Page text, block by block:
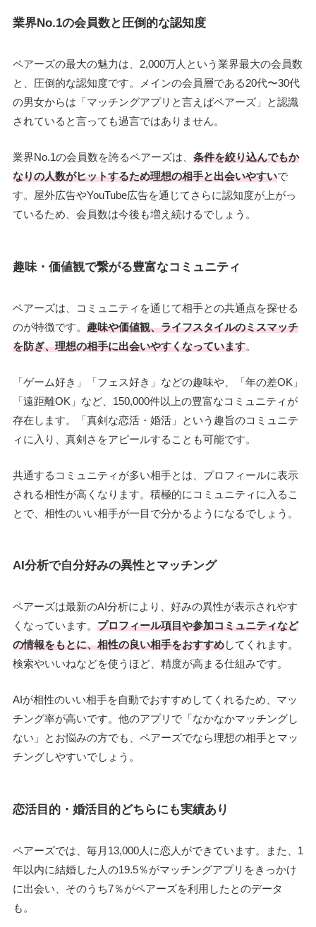
業界No.1の会員数と圧倒的な認知度
ペアーズの最大の魅力は、2,000万人という業界最大の会員数
と、圧倒的な認知度です。メインの会員層である20代〜30代
の男女からは「マッチングアプリと言えばペアーズ」と認識
されていると言っても過言ではありません。
業界No.1の会員数を誇るペアーズは、 条件を絞り込んでもか
なりの人数がヒットするため理想の相手と出会いやすいで
す。屋外広告やYouTube広告を通じてさらに認知度が上がっ
ているため、会員数は今後も増え続けるでしょう。
趣味・価値観で繋がる豊富なコミュニティ
ペアーズは、コミュニティを通じて相手との共通点を探せる
のが特徴です。 趣味や価値観、ライフスタイルのミスマッチ
を防ぎ、理想の相手に出会いやすくなっています。
「ゲーム好き」「フェス好き」などの趣味や、「年の差OK」
「遠距離OK」など、150,000件以上の豊富なコミュニティが
存在します。「真剣な恋活・婚活」という趣旨のコミュニテ
ィに入り、真剣さをアピールすることも可能です。
共通するコミュニティが多い相手とは、プロフィールに表示
される相性が高くなります。積極的にコミュニティに入るこ
とで、相性のいい相手が一目で分かるようになるでしょう。
AI分析で自分好みの異性とマッチング
ペアーズは最新のAI分析により、好みの異性が表示されやす
くなっています。 プロフィール項目や参加コミュニティなど
の情報をもとに、相性の良い相手をおすすめしてくれます。
検索やいいねなどを使うほど、精度が高まる仕組みです。
AIが相性のいい相手を自動でおすすめしてくれるため、マッ
チング率が高いです。他のアプリで「なかなかマッチングし
ない」とお悩みの方でも、ペアーズでなら理想の相手とマッ
チングしやすいでしょう。
恋活目的・婚活目的どちらにも実績あり
ペアーズでは、毎月13,000人に恋人ができています。また、1
年以内に結婚した人の19.5％がマッチングアプリをきっかけ
に出会い、そのうち7％がペアーズを利用したとのデータ
も。